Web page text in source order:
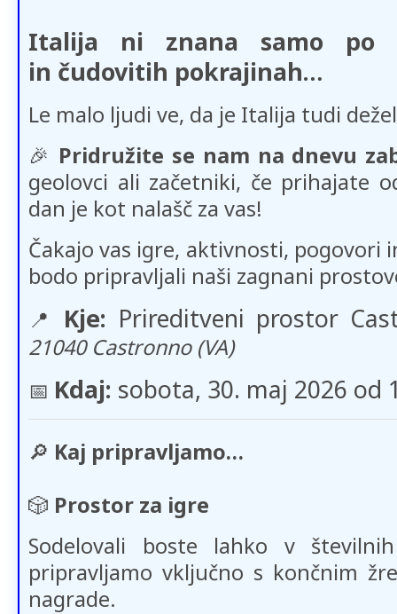
Italija ni znana samo po
in čudovitih pokrajinah…
Le malo ljudi ve, da je Italija tudi
🎉 Pridružite se nam na dnevu
geolovci ali začetniki, če prihajate
dan je kot nalašč za vas!
Čakajo vas igre, aktivnosti, pogovori
bodo pripravljali naši zagnani
📍 Kje: Prireditveni prostor
21040 Castronno (VA)
📅​ Kdaj: sobota, 30. maj 2026 od
🔎 Kaj pripravljamo…
🎲 Prostor za igre
Sodelovali boste lahko v
pripravljamo vključno s končnim
nagrade.